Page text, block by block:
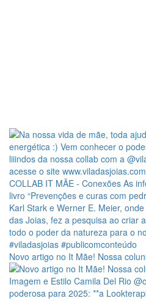
Novo artigo no It Mãe! Nossa